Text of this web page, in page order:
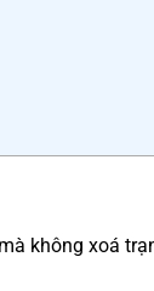
không xoá